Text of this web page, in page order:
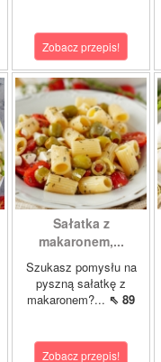
Zobacz przepis!
Sałatka z
makaronem,...
Szukasz pomysłu na
pyszną sałatkę z
makaronem?... ⇖ 89
Zobacz przepis!